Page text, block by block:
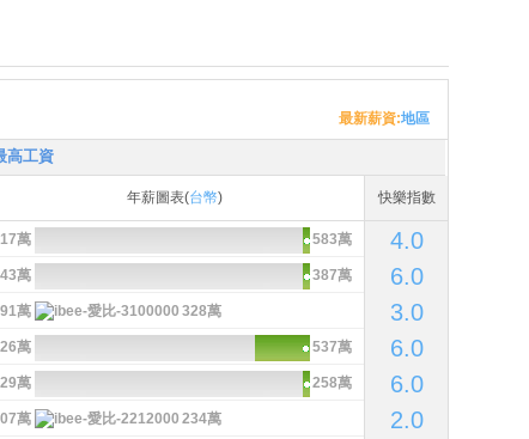
最新薪資:地區
高工資
年薪圖表(台幣) 快樂指數
萬 583萬 4.0
萬 387萬 6.0
萬 328萬 3.0
萬 537萬 6.0
萬 258萬 6.0
萬 234萬 2.0